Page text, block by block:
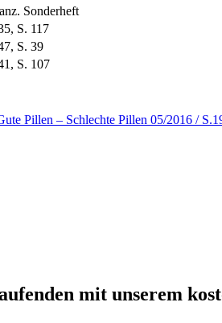
Sonderheft
S. 117
S. 39
S. 107
Pillen – Schlechte Pillen 05/2016 /
mit unserem